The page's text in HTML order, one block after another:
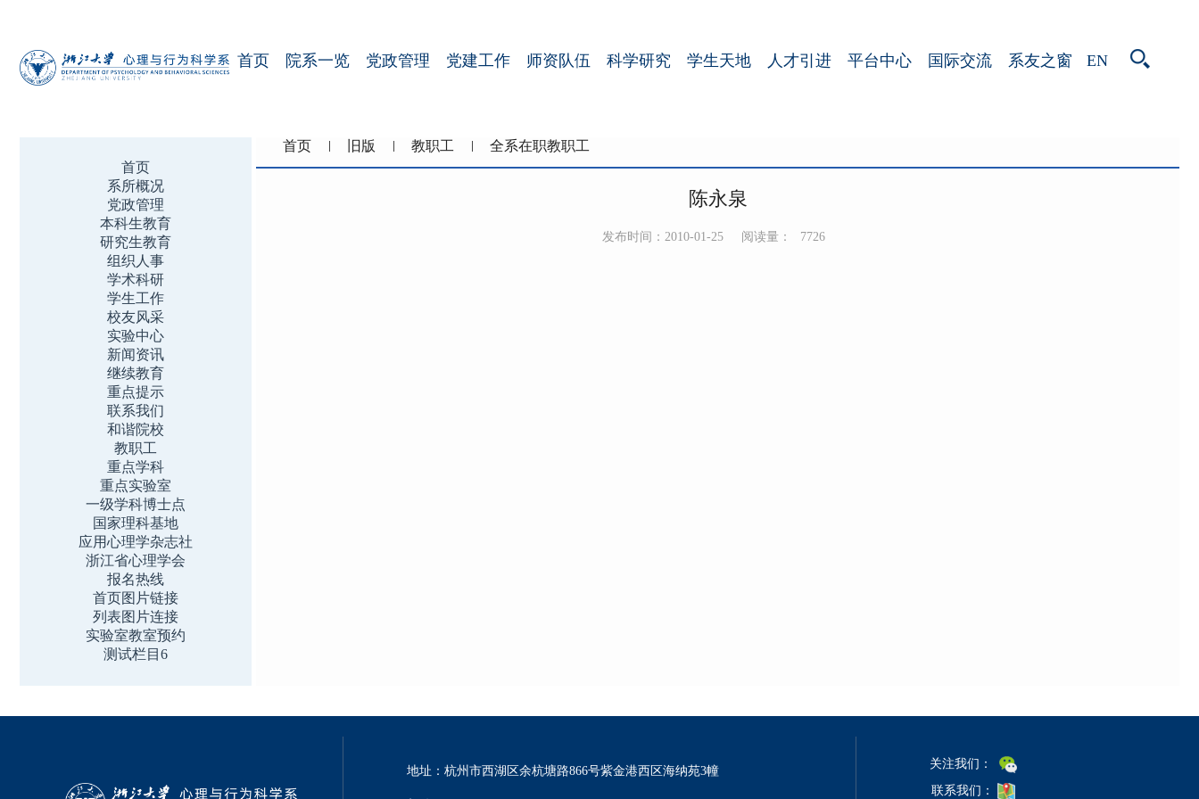
首页 院系一览 党政管理 党建工作 师资队伍 科学研究 学生天地 人才引进 平台中心 国际交流 系友之窗 EN
首页
系所概况
党政管理
本科生教育
研究生教育
组织人事
学术科研
学生工作
校友风采
实验中心
新闻资讯
继续教育
重点提示
联系我们
和谐院校
教职工
重点学科
重点实验室
一级学科博士点
国家理科基地
应用心理学杂志社
浙江省心理学会
报名热线
首页图片链接
列表图片连接
实验室教室预约
测试栏目6
首页 旧版 教职工 全系在职教职工
陈永泉
发布时间：2010-01-25 阅读量： 7726
地址：杭州市西湖区余杭塘路866号紫金港西区海纳苑3幢
关注我们：
联系我们：